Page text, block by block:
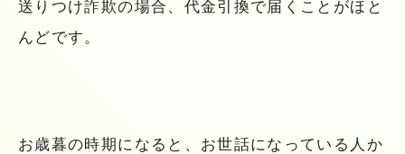
送りつけ詐欺の場合、代金引換で届くことがほと
んどです。
お歳暮の時期になると、お世話になっている人か